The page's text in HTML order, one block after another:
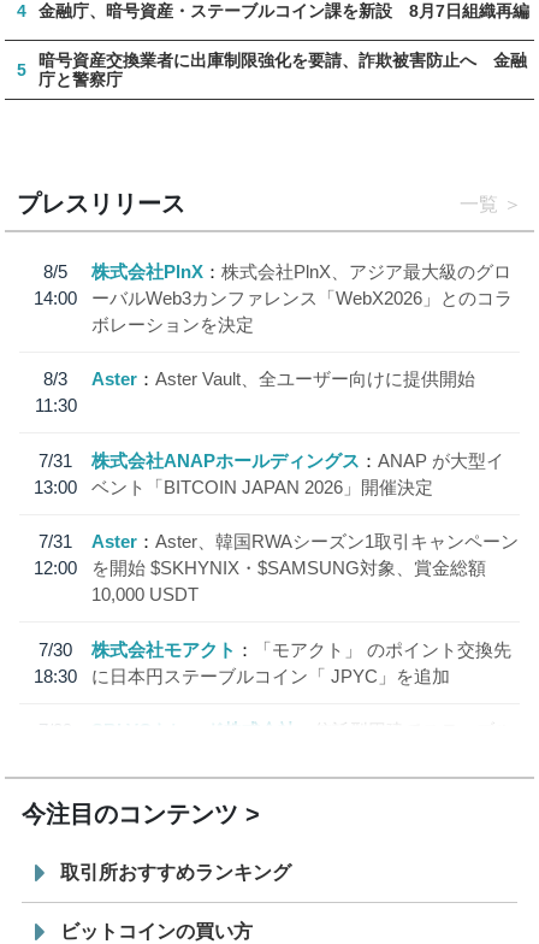
4 金融庁、暗号資産・ステーブルコイン課を新設 8月7日組織再編
5
暗号資産交換業者に出庫制限強化を要請、詐欺被害防止へ 金融
庁と警察庁
プレスリリース 一覧
8/5
14:00
株式会社PlnX
株式会社PlnX、アジア最大級のグロ
ーバルWeb3カンファレンス「WebX2026」とのコラ
ボレーションを決定
8/3
11:30
Aster Aster Vault、全ユーザー向けに提供開始
7/31
13:00
株式会社ANAPホールディングス
ANAP が大型イ
ベント「BITCOIN JAPAN 2026」開催決定
7/31
12:00
Aster
Aster、韓国RWAシーズン1取引キャンペーン
を開始 $SKHYNIX・$SAMSUNG対象、賞金総額
10,000 USDT
7/30
18:30
株式会社モアクト
「モアクト」 のポイント交換先
に日本円ステーブルコイン「 JPYC」を追加
7/29
SBI VCトレード株式会社
信託型円建てステーブル
今注目のコンテンツ
取引所おすすめランキング
ビットコインの買い方